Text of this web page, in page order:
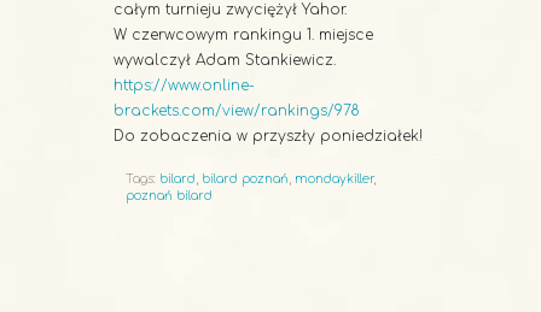
całym turnieju zwyciężył Yahor.
W czerwcowym rankingu 1. miejsce
wywalczył Adam Stankiewicz.
https://www.online-
brackets.com/view/rankings/978
Do zobaczenia w przyszły poniedziałek!
Tags: bilard bilard poznań mondaykiller,
poznań bilard